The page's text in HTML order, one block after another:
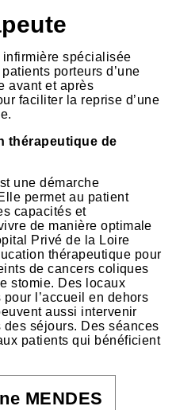
infirmière spécialisée
porteurs d’une
avant et après
faciliter la reprise d’une
thérapeutique de
une démarche
permet au patient
capacités et
de manière optimale
Privé de la Loire
thérapeutique pour
de cancers coliques
stomie. Des locaux
l’accueil en dehors
aussi intervenir
séjours. Des séances
patients qui bénéficient
MENDES